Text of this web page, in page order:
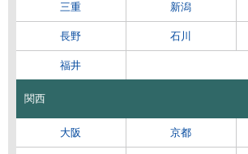
三重 新潟
長野 石川
福井
関西
大阪 京都